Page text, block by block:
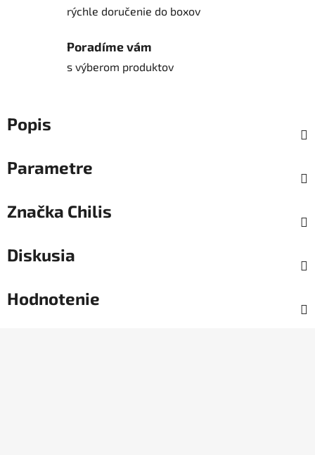
rýchle doručenie do boxov
Poradíme vám
s výberom produktov
Popis
Parametre
Značka Chilis
Diskusia
Hodnotenie